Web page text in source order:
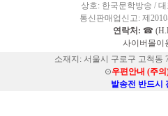
상호: 한국문학방송 /
통신판매업신고: 제
연락처: ☎
사이버몰이
소재지: 서울시 구로구 고척동
⊙우편안내 (주
발송전 반드시